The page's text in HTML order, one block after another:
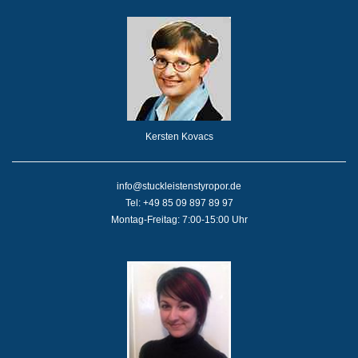
Kersten Kovacs
info@stuckleistenstyropor.de
Tel: +49 85 09 897 89 97
Montag-Freitag: 7:00-15:00 Uhr